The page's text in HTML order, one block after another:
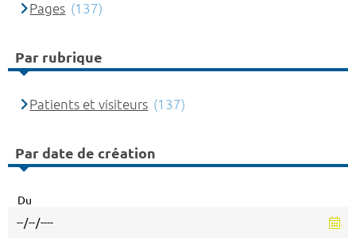
Pages (137)
Par rubrique
Patients et visiteurs (137)
Par date de création
Du